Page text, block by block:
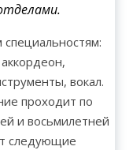
вокал.
проходит по
и восьмилетней
следующие